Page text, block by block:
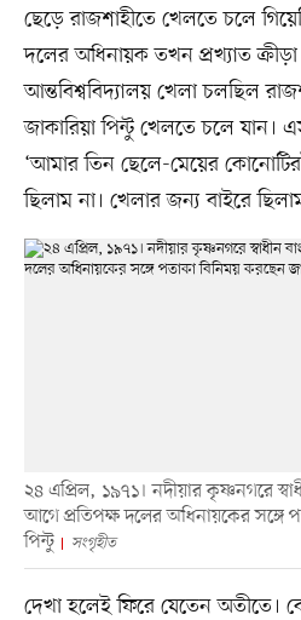
ছেড়ে রাজশাহীতে খেলতে চলে
দলের অধিনায়ক তখন প্রখ্যাত
আন্তবিশ্ববিদ্যালয় খেলা চলছিল
জাকারিয়া পিন্টু খেলতে চলে যান।
‘আমার তিন ছেলে-মেয়ের
ছিলাম না। খেলার জন্য বাইরে
২৪ এপ্রিল, ১৯৭১। নদীয়ার কৃষ্ণনগরে
আগে প্রতিপক্ষ দলের অধিনায়কের সঙ্গে
পিন্টু
সংগৃহীত
দেখা হলেই ফিরে যেতেন অতীতে।